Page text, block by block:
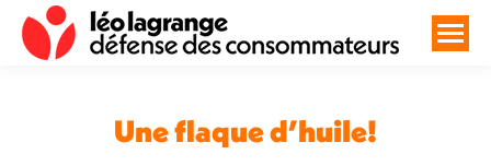
Une flaque d’huile!